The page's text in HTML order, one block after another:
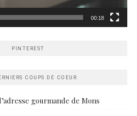
00:18
PINTEREST
COUPS DE COEUR
gourmande de Mons